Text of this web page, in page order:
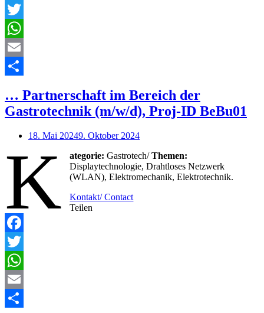
Facebook
Twitter
WhatsApp
Email
… Partnerschaft im Bereich der
Gastrotechnik (m/w/d), Proj-ID BeBu01
18. Mai 20249. Oktober 2024
K ategorie: Gastrotech/Themen:
Displaytechnologie, Drahtloses Netzwerk
(WLAN), Elektromechanik, Elektrotechnik.
Kontakt/ Contact
Teilen
Facebook
Twitter
WhatsApp
Email